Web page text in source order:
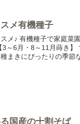
メ有機種子
メ♪ 有機種子で家庭菜
～6月・8～11月蒔き
まきにぴったりの季節
国産の十割そば